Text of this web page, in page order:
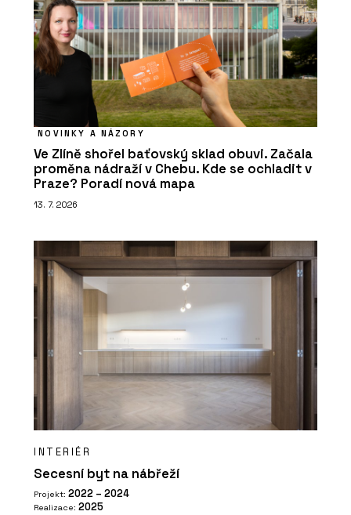
NOVINKY A NÁZORY
Ve Zlíně shořel baťovský sklad obuvi. Začala
proměna nádraží v Chebu. Kde se ochladit v
Praze? Poradí nová mapa
13. 7. 2026
INTERIÉR
Secesní byt na nábřeží
Projekt: 2022 – 2024
Realizace: 2025